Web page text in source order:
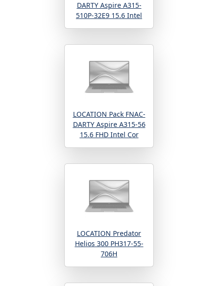
DARTY Aspire A315-
510P-32E9 15.6 Intel
LOCATION Pack FNAC-
DARTY Aspire A315-56
15.6 FHD Intel Cor
LOCATION Predator
Helios 300 PH317-55-
706H